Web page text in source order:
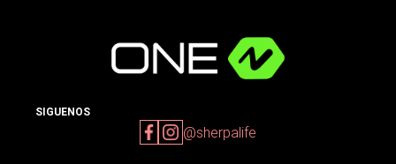
SIGUENOS
@sherpalife